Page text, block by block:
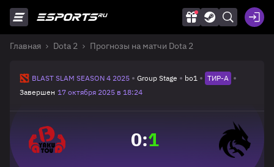
Главная Dota 2 Прогнозы на матчи Dota 2
BLAST SLAM SEASON 4 2025 Group Stage bo1
ТИР-A
Завершен 17 октября 2025 в 18:24
0:1